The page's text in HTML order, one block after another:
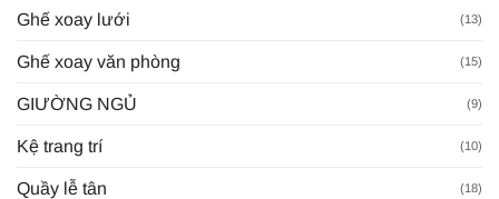
Ghế xoay lưới (13)
Ghế xoay văn phòng (15)
GIƯỜNG NGỦ (9)
Kệ trang trí (10)
Quầy lễ tân (18)